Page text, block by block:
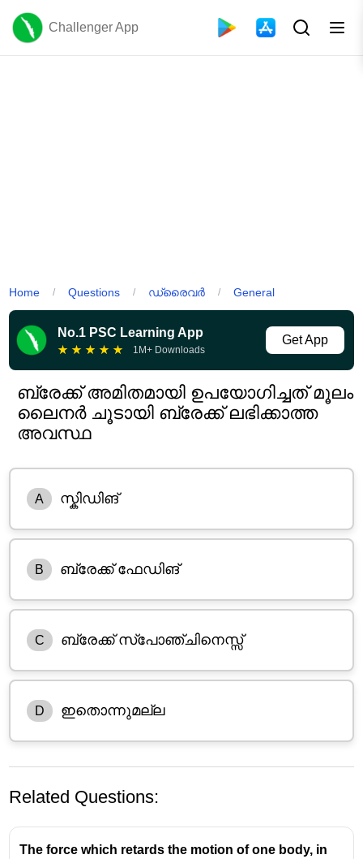
Challenger App
Home / Questions / ഡ്രൈവർ / General
No.1 PSC Learning App
★ ★ ★ ★ ★ 1M+ Downloads
Get App
ബ്രേക്ക് അമിതമായി ഉപയോഗിച്ചത് മൂലം
ലൈനർ ചൂടായി ബ്രേക്ക് ലഭിക്കാത്ത
അവസ്ഥ
A സ്കിഡിങ്
B ബ്രേക്ക് ഫേഡിങ്
C ബ്രേക്ക് സ്പോഞ്ചിനെസ്സ്
D ഇതൊന്നുമല്ല
Related Questions:
The force which retards the motion of one body, in